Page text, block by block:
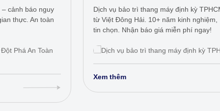
Dịch vụ bảo trì thang máy định kỳ TPHCM chuẩn SLA < 1H
từ Việt Đông Hải. 10+ năm kinh nghiệm, 1000+ công trình
tin chọn. Nhận báo giá miễn phí ngay!
Xem thêm